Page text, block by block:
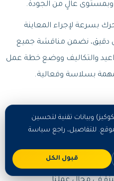
عالٍ من الجودة.
بسرعة لإجراء المعاينة
دقيق، نضمن مناقشة جميع
والتكاليف ووضع خطة عمل
بسلاسة وفعالية.
للموارد البشرية والمواد
ثقة العملاء وتحقيق
وبيانات تقنية لتحسين
للتفاصيل، راجع سياسة
قبول الكل